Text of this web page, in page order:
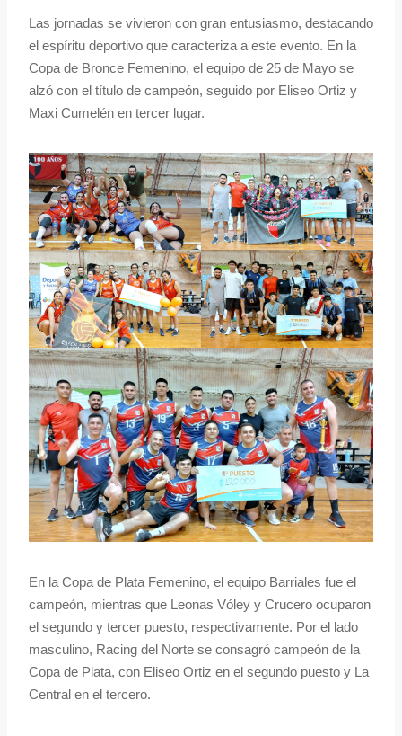
Las jornadas se vivieron con gran entusiasmo, destacando
el espíritu deportivo que caracteriza a este evento. En la
Copa de Bronce Femenino, el equipo de 25 de Mayo se
alzó con el título de campeón, seguido por Eliseo Ortiz y
Maxi Cumelén en tercer lugar.
En la Copa de Plata Femenino, el equipo Barriales fue el
campeón, mientras que Leonas Vóley y Crucero ocuparon
el segundo y tercer puesto, respectivamente. Por el lado
masculino, Racing del Norte se consagró campeón de la
Copa de Plata, con Eliseo Ortiz en el segundo puesto y La
Central en el tercero.